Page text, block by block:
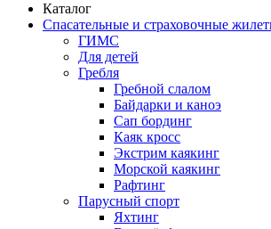
Каталог
Спасательные и страховочные
ГИМС
Для детей
Гребля
Гребной слалом
Байдарки и каноэ
Сап бординг
Каяк кросс
Экстрим каякинг
Морской каякинг
Рафтинг
Парусный спорт
Яхтинг